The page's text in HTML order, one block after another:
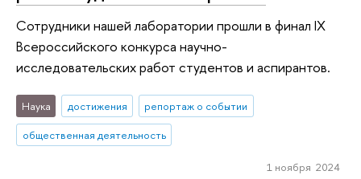
Сотрудники нашей лаборатории прошли в финал IX
Всероссийского конкурса научно-
исследовательских работ студентов и аспирантов.
Наука достижения
репортаж о событии
общественная деятельность
1 ноября 2024